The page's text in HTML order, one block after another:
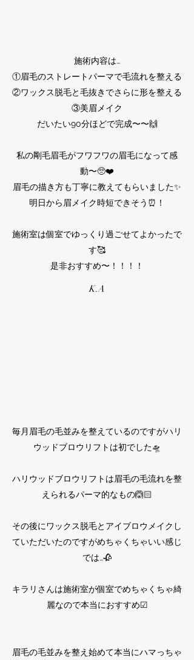
施術内容は…
①眉毛のストレートパーマで毛流れを整える
②ワックス脱毛と毛抜きでさらに形を整える
③美眉メイク
だいたい90分ほどで完成〜〜🙌
私の剛毛眉毛がフワフワの眉毛になって感
動〜🥺❤️
眉毛の描き方も丁寧に教えてもらいました✨
明日から眉メイク時短できそう⏰！
施術室は個室でゆっくり過ごせてよかったで
す🥰
是非おすすめ〜！！！！
K.A​
毎月眉毛の毛並みを整えているのですがハリ
ウッドブロウリフトは初でした🛸⁡
ハリウッドブロウリフトは眉毛の毛流れを整
えられるパーマ的なもの🙆🏻⁡
その後にワックス脱毛とアイブロウメイクし
ていただいたのですがめちゃくちゃいい感じ
では…🥀⁡
キラリさんは施術室が個室でめちゃくちゃ綺
麗なので本当におすすめ☑⁡
眉毛の毛並みを整え始めて本当にハマっちゃ